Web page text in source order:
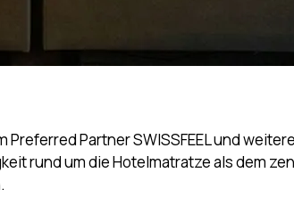
Partner SWISSFEEL und
rund um die Hotelmatratze als dem